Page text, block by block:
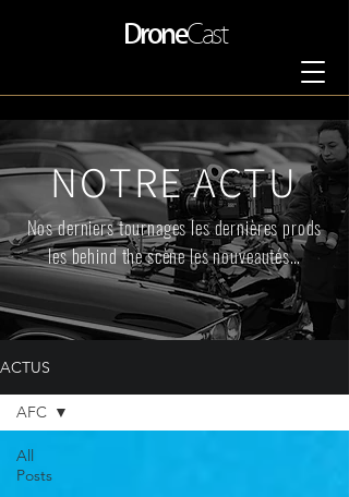
DroneCast
NOTRE ACTU
Nos derniers tournages les dernières prods
les behind the scène les nouveautés…
ACTUS
All
Posts
AFC